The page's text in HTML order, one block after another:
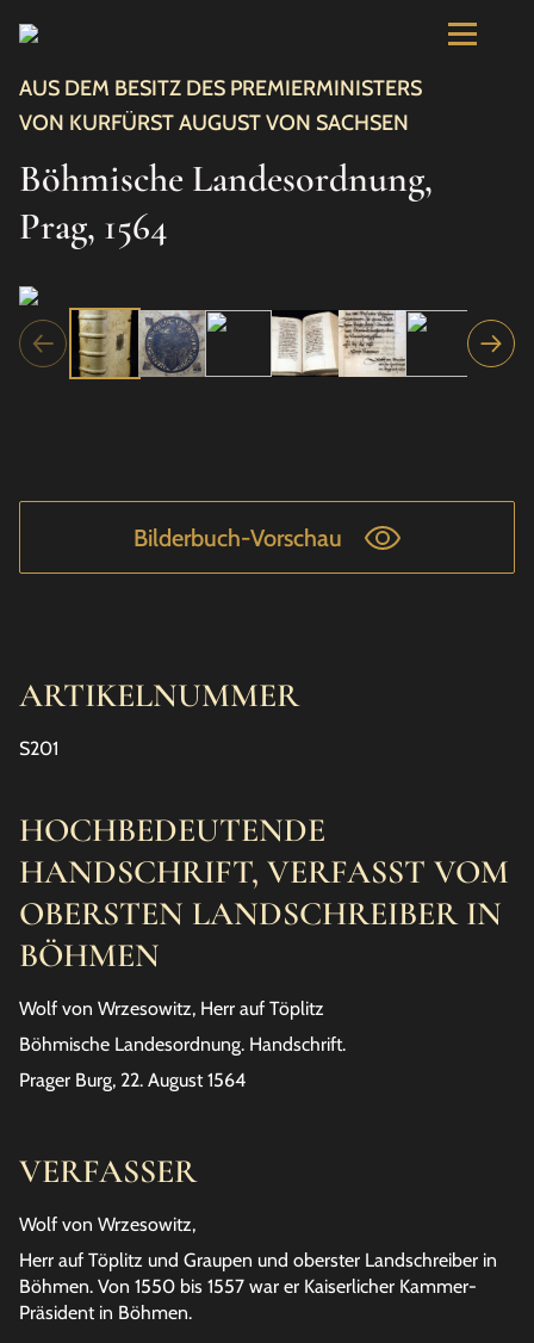
AUS DEM BESITZ DES PREMIERMINISTERS
VON KURFÜRST AUGUST VON SACHSEN
Böhmische Landesordnung,
Prag, 1564
VERFASSER
Wolf von Wrzesowitz,
Herr auf Töplitz und Graupen und oberster Landschreiber in
Böhmen. Von 1550 bis 1557 war er Kaiserlicher Kammer-
Präsident in Böhmen.
Bilderbuch-Vorschau
ARTIKELNUMMER
S201
HOCHBEDEUTENDE
HANDSCHRIFT, VERFASST VOM
OBERSTEN LANDSCHREIBER IN
BÖHMEN
Wolf von Wrzesowitz, Herr auf Töplitz
Böhmische Landesordnung. Handschrift.
Prager Burg, 22. August 1564